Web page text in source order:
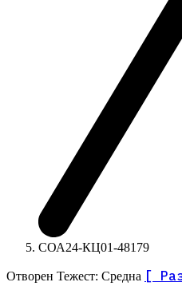
СОА24-КЦ01-48179
Отворен Тежест: Средна [